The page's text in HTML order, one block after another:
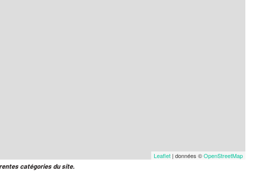
Leaflet | données ©OpenStreetMap
catégories du site.